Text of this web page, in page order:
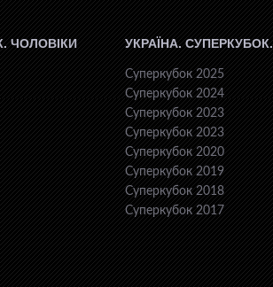
ЧОЛОВІКИ УКРАЇНА.
Суперкубок 2025
Суперкубок 2024
Суперкубок 2023
Суперкубок 2023
Суперкубок 2020
Суперкубок 2019
Суперкубок 2018
Суперкубок 2017